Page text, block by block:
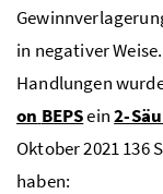
in negativer
Handlungen
on BEPSein2-
Oktober 2021
haben: